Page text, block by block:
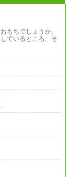
地域間調整給
確認ください。
新卒募集終了
確認ください。
地域手当
確認ください。
ム
円
確認ください。
新卒募集終了
もちでしょうか。
ているところ、そ